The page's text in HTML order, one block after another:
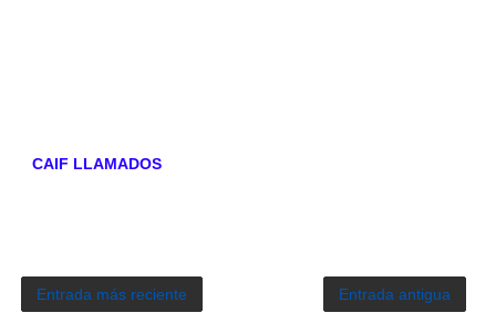
CAIF LLAMADOS
Entrada más reciente Entrada antigua